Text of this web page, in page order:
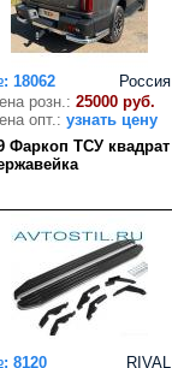
Россия
18062
розн.: 25000 руб.
опт.: узнать цену
Фаркоп ТСУ квадрат
RIVAL
8120